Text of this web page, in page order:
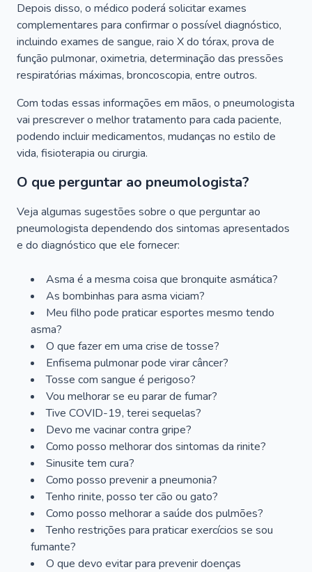
Depois disso, o médico poderá solicitar exames
complementares para confirmar o possível diagnóstico,
incluindo exames de sangue, raio X do tórax, prova de
função pulmonar, oximetria, determinação das pressões
respiratórias máximas, broncoscopia, entre outros.
Com todas essas informações em mãos, o pneumologista
vai prescrever o melhor tratamento para cada paciente,
podendo incluir medicamentos, mudanças no estilo de
vida, fisioterapia ou cirurgia.
O que perguntar ao pneumologista?
Veja algumas sugestões sobre o que perguntar ao
pneumologista dependendo dos sintomas apresentados
e do diagnóstico que ele fornecer:
Asma é a mesma coisa que bronquite asmática?
As bombinhas para asma viciam?
Meu filho pode praticar esportes mesmo tendo
asma?
O que fazer em uma crise de tosse?
Enfisema pulmonar pode virar câncer?
Tosse com sangue é perigoso?
Vou melhorar se eu parar de fumar?
Tive COVID-19, terei sequelas?
Devo me vacinar contra gripe?
Como posso melhorar dos sintomas da rinite?
Sinusite tem cura?
Como posso prevenir a pneumonia?
Tenho rinite, posso ter cão ou gato?
Como posso melhorar a saúde dos pulmões?
Tenho restrições para praticar exercícios se sou
fumante?
O que devo evitar para prevenir doenças